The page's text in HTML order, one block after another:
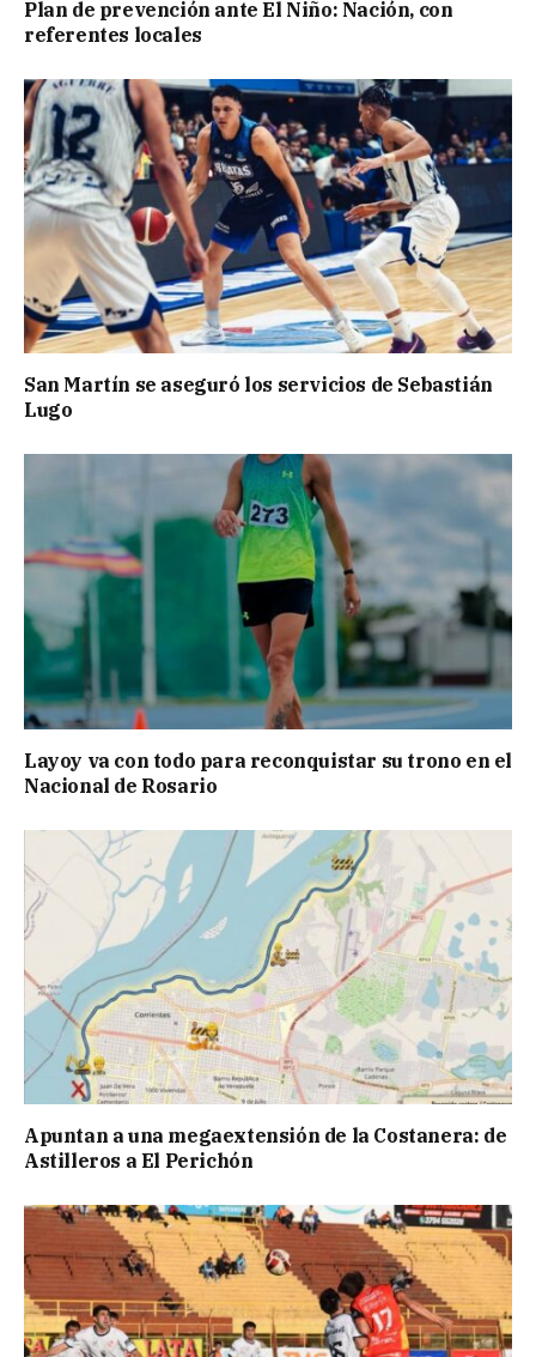
Plan de prevención ante El Niño: Nación, con
referentes locales
San Martín se aseguró los servicios de Sebastián
Lugo
Layoy va con todo para reconquistar su trono en el
Nacional de Rosario
Apuntan a una megaextensión de la Costanera: de
Astilleros a El Perichón